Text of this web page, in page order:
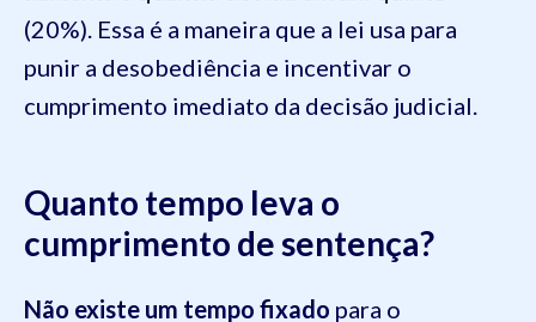
(20%). Essa é a maneira que a lei usa para
punir a desobediência e incentivar o
cumprimento imediato da decisão judicial.
Quanto tempo leva o
cumprimento de sentença?
Não existe um tempo fixado para o